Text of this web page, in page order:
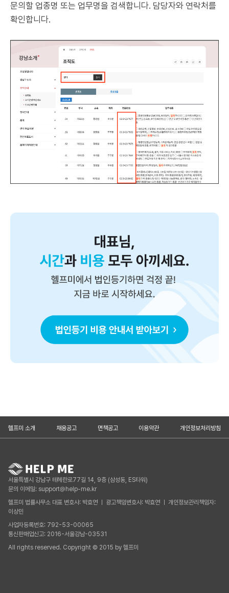
문의할 업종명 또는 업무명을 검색합니다. 담당자와 연락처를
확인합니다.
헬프미 소개 채용공고 면책공고 이용약관 개인정보처리방침
서울특별시 강남구 테헤란로77길 14, 9층 (삼성동, ES타워)
문의 이메일: support@help-me.kr
헬프미 법률사무소 대표 변호사: 박효연 ㅣ 광고책임변호사: 박효연 ㅣ 개인정보관리책임자:
이상민
사업자등록번호: 792-53-00065
통신판매업신고: 2016-서울강남-03531
All rights reserved. Copyright © 2015 by 헬프미